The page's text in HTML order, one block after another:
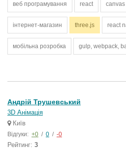
веб програмування react canvas
інтернет-магазин three.js react
мобільна розробка gulp, webpack,
Андрій Трушевський
3D Анімація
Київ
Відгуки: +0 / 0 / -0
Рейтинг: 3